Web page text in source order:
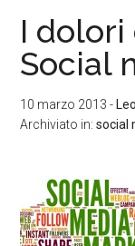
I dolori
Social
10 marzo 2013 -
Archiviato in:social